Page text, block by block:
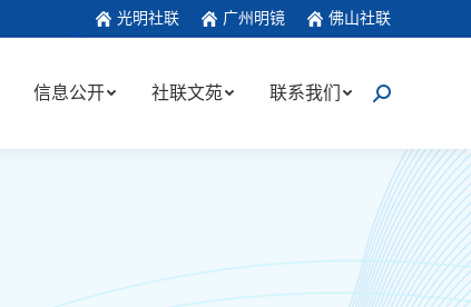
光明社联 广州明镜 佛山社联
信息公开 社联文苑 联系我们
搜